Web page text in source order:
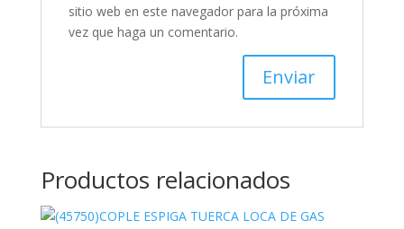
sitio web en este navegador para la próxima
vez que haga un comentario.
Productos relacionados